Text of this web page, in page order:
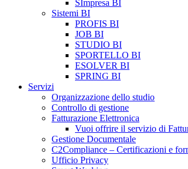
SImpresa BI
Sistemi BI
PROFIS BI
JOB BI
STUDIO BI
SPORTELLO BI
ESOLVER BI
SPRING BI
Servizi
Organizzazione dello studio
Controllo di gestione
Fatturazione Elettronica
Vuoi offrire il servizio di
Gestione Documentale
C2Compliance – Certificazioni e
Ufficio Privacy